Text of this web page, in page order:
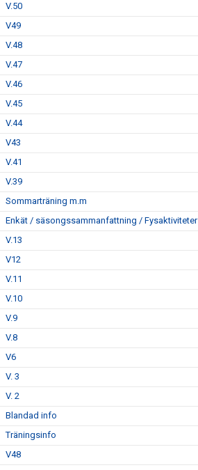
V.50
V49
V.48
V.47
V.46
V.45
V.44
V43
V.41
V.39
Sommarträning m.m
Enkät / säsongssammanfattning / Fysaktiviteter
V.13
V12
V.11
V.10
V.9
V.8
V6
V. 3
V. 2
Blandad info
Träningsinfo
V48